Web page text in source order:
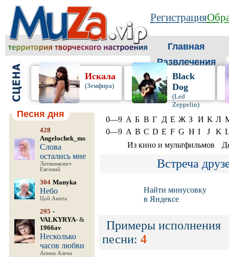
Регистрация
Главная
Развлечения
Искала
(Земфира)
Black
Dog
(Led
Zeppelin)
Песня дня
428
Angelochek_ms
Слова
остались мне
Литвинкович
Евгений
304 Manyka
Небо
Цой Анита
295 -
VALKYRYA- &
1966av
Несколько
часов любви
Апина Алена
0—9 А Б В Г Д Е Ж З И К Л
0—9 A B C D E F G H I J K
Из кино и мультфильмов
Встреча
Найти минусовку
в Яндексе
Примеры исполнения
песни: 4